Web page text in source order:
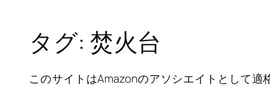
タグ: 焚火台
このサイトはAmazonのアソシエイトとして適